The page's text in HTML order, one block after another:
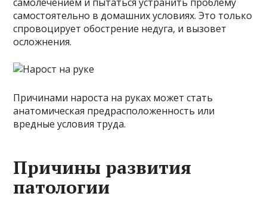
самостоятельно в домашних условиях. Это только
спровоцирует обострение недуга, и вызовет
осложнения.
Причинами нароста на руках может стать
анатомическая предрасположенность или
вредные условия труда.
Причины развития
патологии